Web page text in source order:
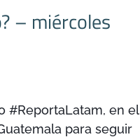
– miércoles
#ReportaLatam, en el
para seguir